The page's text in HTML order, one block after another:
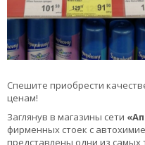
Спешите приобрести
ценам!
Заглянув в магазины сети
фирменных стоек с
представлены одни из